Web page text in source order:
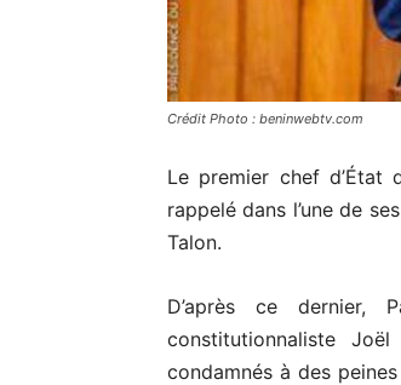
Crédit Photo : beninwebtv.com
Le premier chef d’État
rappelé dans l’une de
Talon.
D’après ce dernier,
constitutionnaliste
condamnés à des